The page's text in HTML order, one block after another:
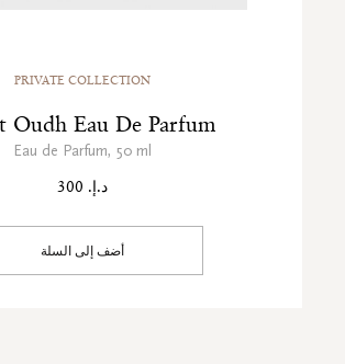
PRIVATE COLLECTION
Oudh Eau De Parfum
Eau de Parfum, 50 ml
د.إ. 300
أضف إلى السلة